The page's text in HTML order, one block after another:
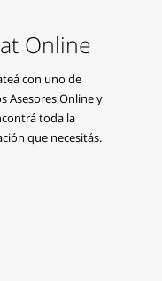
Online
con uno de
Asesores Online y
toda la
que necesitás.